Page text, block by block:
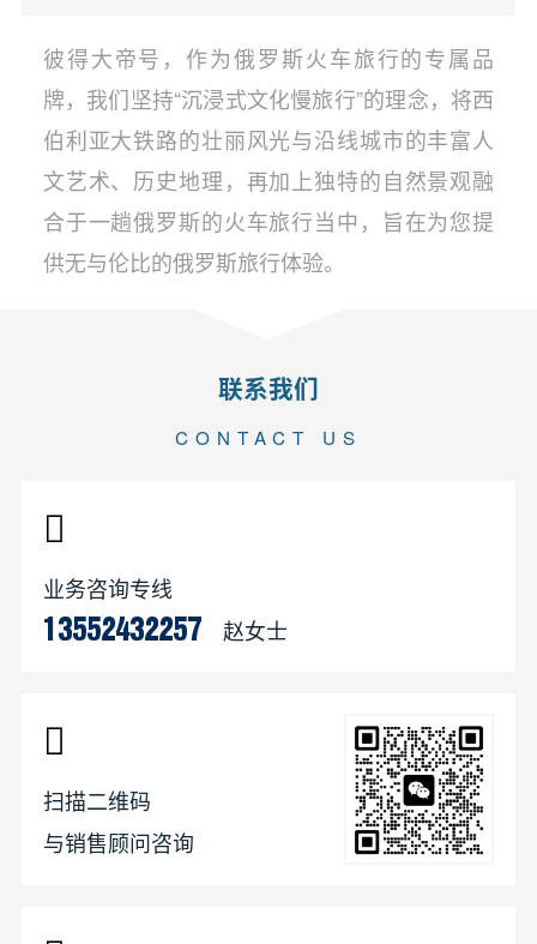
彼得大帝号，作为俄罗斯火车旅行的专属品
牌，我们坚持“沉浸式文化慢旅行”的理念，将西
伯利亚大铁路的壮丽风光与沿线城市的丰富人
文艺术、历史地理，再加上独特的自然景观融
合于一趟俄罗斯的火车旅行当中，旨在为您提
供无与伦比的俄罗斯旅行体验。
联系我们
CONTACT US
业务咨询专线
13552432257 赵女士
扫描二维码
与销售顾问咨询